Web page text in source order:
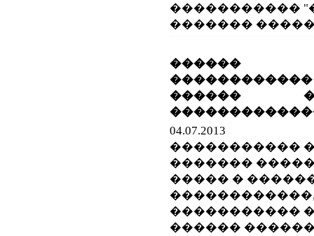
�����������
�������
������
������
04.07.2013
�����������
�������
����� �
�����������
������